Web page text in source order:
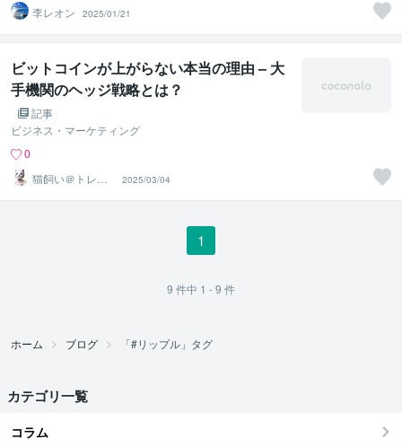
李レオン 2025/01/21
ビットコインが上がらない本当の理由 – 大
手機関のヘッジ戦略とは？
記事
ビジネス・マーケティング
0
猫飼い＠トレー
ドコーチ
2025/03/04
1
9 件中 1 - 9 件
ホーム ブログ 「#リップル」タグ
カテゴリ一覧
コラム